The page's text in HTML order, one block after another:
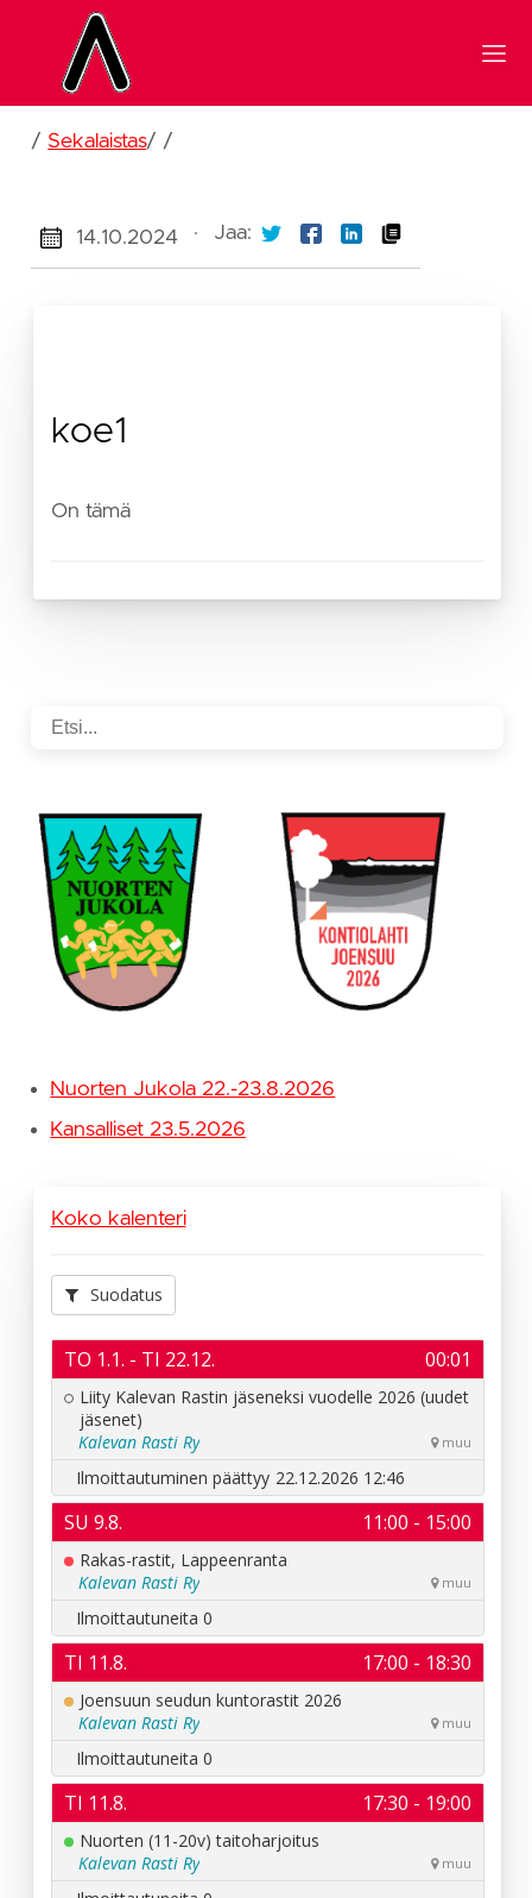
/ Sekalaistas/ /
14.10.2024 · Jaa:
koe1
On tämä
Nuorten Jukola 22.-23.8.2026
Kansalliset 23.5.2026
Koko kalenteri